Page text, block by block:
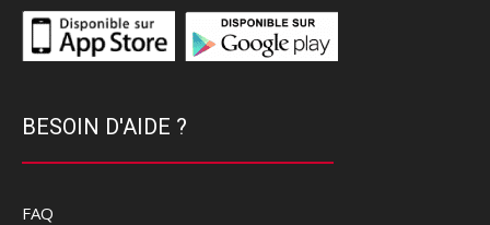
BESOIN D'AIDE ?
FAQ